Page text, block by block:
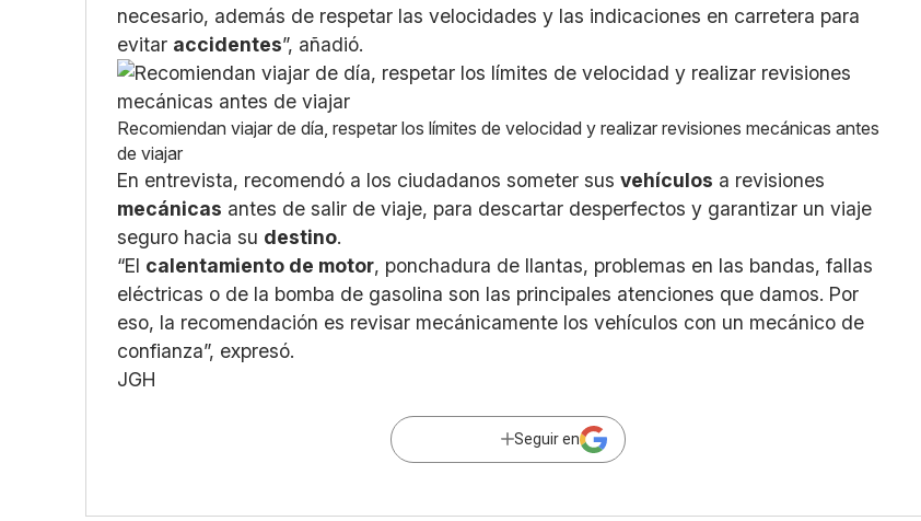
necesario, además de respetar las velocidades y las indicaciones en carretera para
evitar accidentes”, añadió.
Recomiendan viajar de día, respetar los límites de velocidad y realizar revisiones mecánicas antes
de viajar
En entrevista, recomendó a los ciudadanos someter susvehículos a revisiones
mecánicas antes de salir de viaje, para descartar desperfectos y garantizar un viaje
seguro hacia su destino.
“El calentamiento de motor, ponchadura de llantas, problemas en las bandas, fallas
eléctricas o de la bomba de gasolina son las principales atenciones que damos. Por
eso, la recomendación es revisar mecánicamente los vehículos con un mecánico de
confianza”, expresó.
JGH
Seguir en